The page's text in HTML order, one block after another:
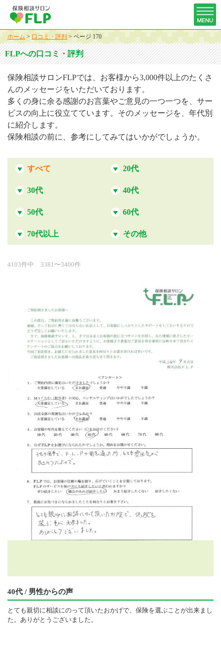
ホーム > 口コミ・評判 > ページ 170
FLPへの口コミ・評判
保険相談サロンFLPでは、お客様から3,000件以上のたくさ
んのメッセージをいただいております。
多くの身に余る感謝のお言葉やご意見の一つ一つを、サー
ビスの向上に役立てています。そのメッセージを、年代別
に紹介します。
保険相談の前に、参考にしてみてはいかがでしょうか。
すべて 20代
30代 40代
50代 60代
70代以上 その他
4103件中 3381〜3400件
40代 / 男性からの声
とても親切に相談にのって頂いたおかげで、保険を選ぶことが出来まし
た。ありがとうございました。